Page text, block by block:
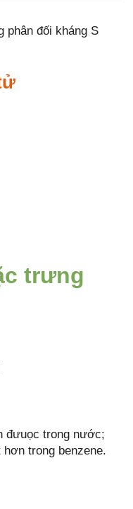
phân đối kháng S
trưng
đưuọc trong nước;
trong benzene.